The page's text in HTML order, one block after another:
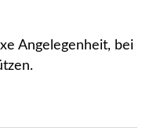
Angelegenheit, bei